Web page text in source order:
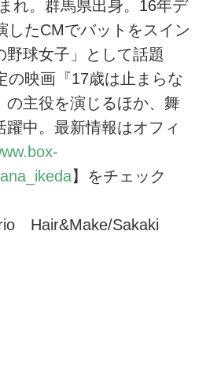
れ。群馬県出身。16年デ
したCMでバットをスイン
野球女子」として話題
の映画『17歳は止まらな
の主役を演じるほか、舞
躍中。最新情報はオフィ
】をチェック
Hair&Make/Sakaki